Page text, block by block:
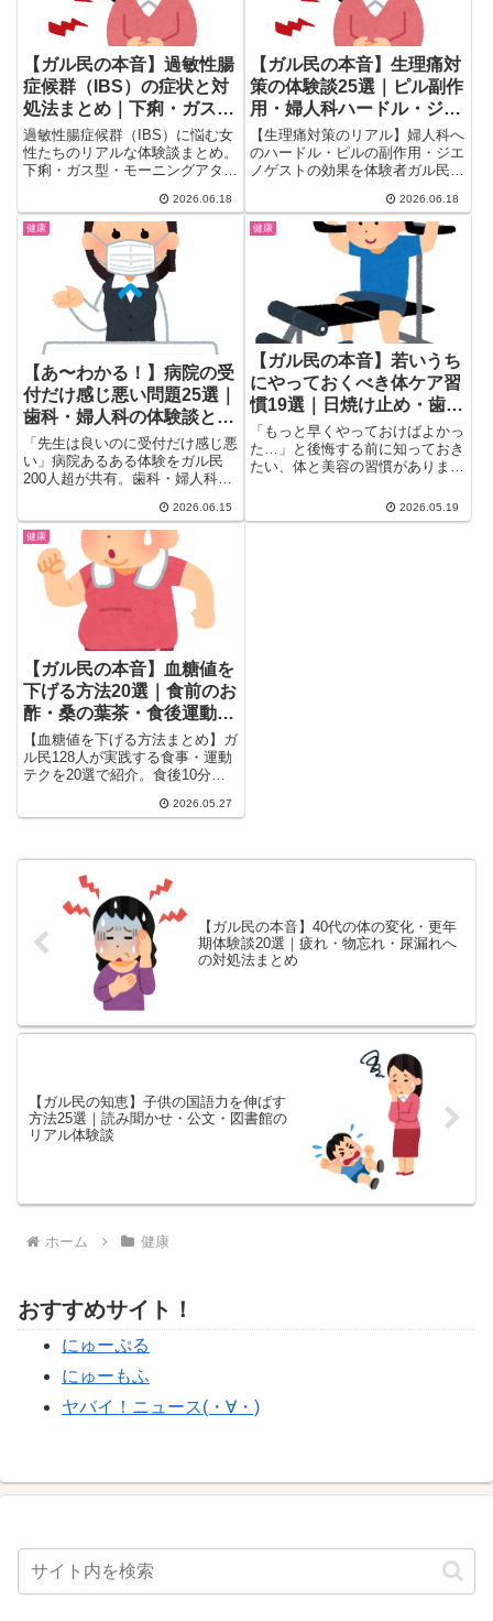
【ガル民の本音】過敏性腸
症候群（IBS）の症状と対
処法まとめ｜下痢・ガス
型・電車恐怖・薬の体験談
過敏性腸症候群（IBS）に悩む女
性たちのリアルな体験談まとめ。
下痢・ガス型・モーニングアタッ
題、電車通勤の乗り越え方、イリ
ボーや桂枝加芍薬湯の口コミまで
ガル民の本音を厳選。消化器内科
への受診を考えている方にも参考
になる情報が満載です。
2026.06.18
【ガル民の本音】生理痛対
策の体験談25選｜ピル副作
用・婦人科ハードル・ジエ
ノゲストの効果
【生理痛対策のリアル】婦人科へ
のハードル・ピルの副作用・ジエ
ノゲストの効果を体験者ガル民が
わない人のリアルな声も。婦人科
受診を迷っている方・対策を探し
ている方に役立つ体験談25選。
2026.06.18
健康
【あ〜わかる！】病院の受
付だけ感じ悪い問題25選｜
歯科・婦人科の体験談と
Google口コミの正しい使
い方
「先生は良いのに受付だけ感じ悪
い」病院あるある体験をガル民
200人超が共有。歯科・婦人科・
の活用法から「病院を変えた」判
断基準まで、リアルな本音25選
をまとめました。
2026.06.15
健康
【ガル民の本音】若いうち
にやっておくべき体ケア習
慣19選｜日焼け止め・歯・
筋トレ・骨密度のリアル
「もっと早くやっておけばよかっ
た…」と後悔する前に知っておき
たい、体と美容の習慣がありま
2026.05.19
健康
【ガル民の本音】血糖値を
下げる方法20選｜食前のお
酢・桑の葉茶・食後運動の
リアル体験談
【血糖値を下げる方法まとめ】ガ
ル民128人が実践する食事・運動
テクを20選で紹介。食後10分の
葉茶・りんご酢・HbA1c下げた成
2026.05.27
【ガル民の本音】40代の体の変化・更年
期体験談20選｜疲れ・物忘れ・尿漏れへ
の対処法まとめ
【ガル民の知恵】子供の国語力を伸ばす
方法25選｜読み聞かせ・公文・図書館の
リアル体験談
ホーム 健康
おすすめサイト！
にゅーぷる
にゅーもふ
ヤバイ！ニュース(・∀・)